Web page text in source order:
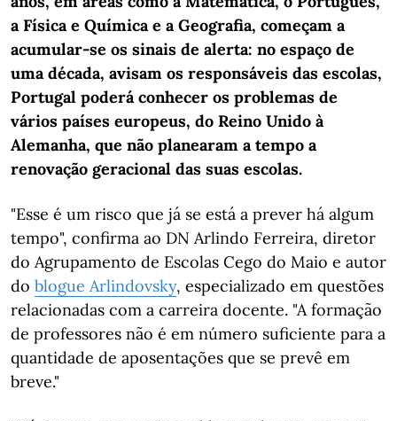
a Física e Química e a Geografia, começam a
acumular-se os sinais de alerta: no espaço de
uma década, avisam os responsáveis das escolas,
Portugal poderá conhecer os problemas de
vários países europeus, do Reino Unido à
Alemanha, que não planearam a tempo a
renovação geracional das suas escolas.
"Esse é um risco que já se está a prever há algum
tempo", confirma ao DN Arlindo Ferreira, diretor
do Agrupamento de Escolas Cego do Maio e autor
do blogue Arlindovsky, especializado em questões
relacionadas com a carreira docente. "A formação
de professores não é em número suficiente para a
quantidade de aposentações que se prevê em
breve."